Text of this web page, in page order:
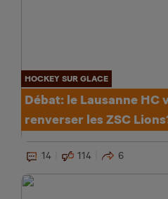
HOCKEY SUR GLACE
Débat: le Lausanne HC
renverser les ZSC
14 114 6